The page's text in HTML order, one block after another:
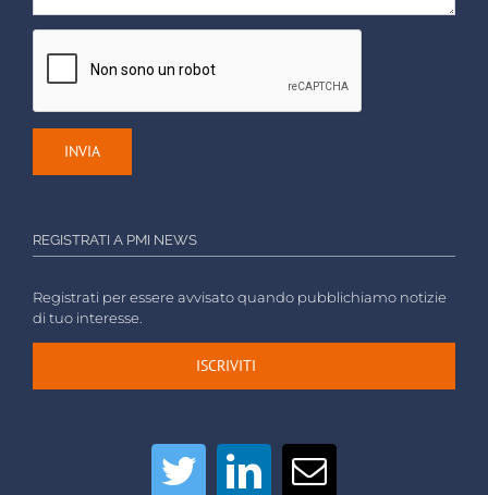
REGISTRATI A PMI NEWS
Registrati per essere avvisato quando pubblichiamo notizie
di tuo interesse.
ISCRIVITI